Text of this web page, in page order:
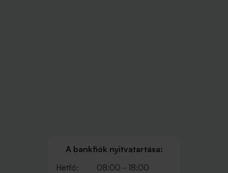
A bankfiók nyitvatartása:
Hétfő:
08:00 - 18:00